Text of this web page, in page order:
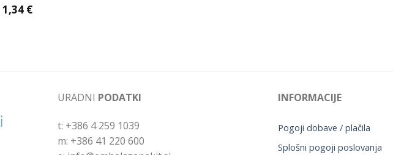
1,34 €
URADNI PODATKI
t: +386 4 259 1039
m: +386 41 220 600
INFORMACIJE
Pogoji dobave / plačila
Splošni pogoji poslovanja